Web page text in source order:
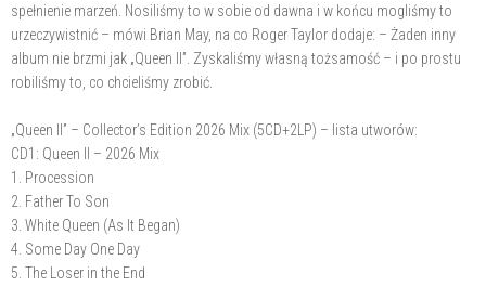
spełnienie marzeń. Nosiliśmy to w sobie od dawna i w końcu mogliśmy to
urzeczywistnić – mówi Brian May, na co Roger Taylor dodaje: – Żaden inny
album nie brzmi jak „Queen II”. Zyskaliśmy własną tożsamość – i po prostu
robiliśmy to, co chcieliśmy zrobić.
„Queen II” – Collector’s Edition 2026 Mix (5CD+2LP) – lista utworów:
CD1: Queen II – 2026 Mix
1. Procession
2. Father To Son
3. White Queen (As It Began)
4. Some Day One Day
5. The Loser in the End